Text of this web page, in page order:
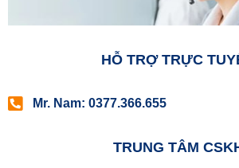
HỖ TRỢ TRỰC
Mr. Nam: 0377.366.655
TRUNG TÂM